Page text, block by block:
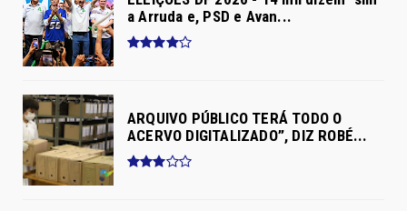
a Arruda e, PSD e Avan...
ARQUIVO PÚBLICO TERÁ TODO O
ACERVO DIGITALIZADO”, DIZ ROBÉ...